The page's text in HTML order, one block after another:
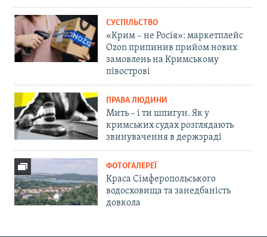
СУСПІЛЬСТВО
«Крим – не Росія»: маркетплейс
Ozon припинив прийом нових
замовлень на Кримському
півострові
ПРАВА ЛЮДИНИ
Мить – і ти шпигун. Як у
кримських судах розглядають
звинувачення в держзраді
ФОТОГАЛЕРЕЇ
Краса Сімферопольського
водосховища та занедбаність
довкола